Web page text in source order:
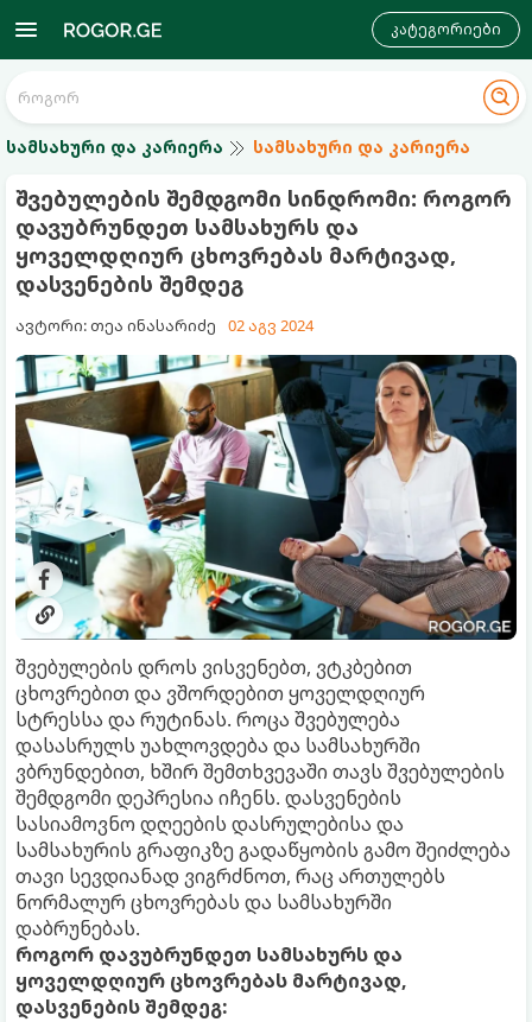
კატეგორიები
სამსახური და კარიერა სამსახური და კარიერა
შვებულების შემდგომი სინდრომი: როგორ
დავუბრუნდეთ სამსახურს და
ყოველდღიურ ცხოვრებას მარტივად,
დასვენების შემდეგ
ავტორი: თეა ინასარიძე 02 აგვ 2024
შვებულების დროს ვისვენებთ, ვტკბებით
ცხოვრებით და ვშორდებით ყოველდღიურ
სტრესსა და რუტინას. როცა შვებულება
დასასრულს უახლოვდება და სამსახურში
ვბრუნდებით, ხშირ შემთხვევაში თავს შვებულების
შემდგომი დეპრესია იჩენს. დასვენების
სასიამოვნო დღეების დასრულებისა და
სამსახურის გრაფიკზე გადაწყობის გამო შეიძლება
თავი სევდიანად ვიგრძნოთ, რაც ართულებს
ნორმალურ ცხოვრებას და სამსახურში
დაბრუნებას.
როგორ დავუბრუნდეთ სამსახურს და
ყოველდღიურ ცხოვრებას მარტივად,
დასვენების შემდეგ: